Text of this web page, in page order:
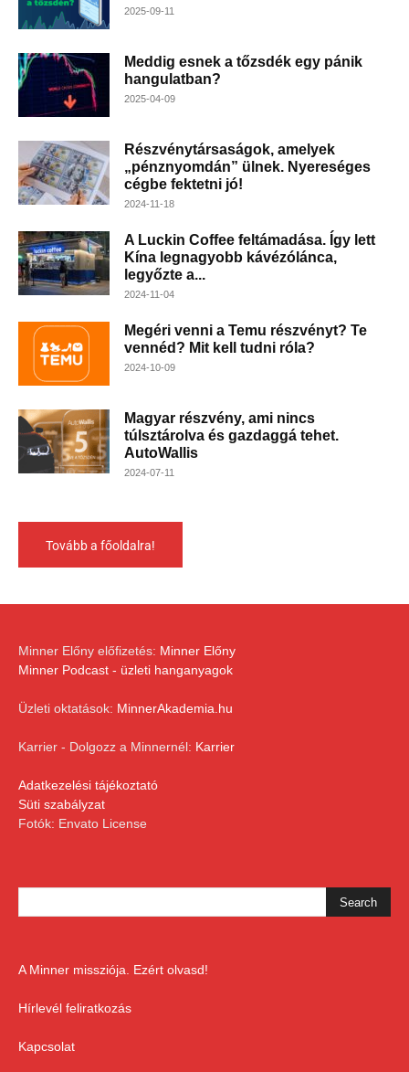
2025-09-11
Meddig esnek a tőzsdék egy pánik
hangulatban?
2025-04-09
Részvénytársaságok, amelyek
„pénznyomdán” ülnek. Nyereséges
cégbe fektetni jó!
2024-11-18
A Luckin Coffee feltámadása. Így lett
Kína legnagyobb kávézólánca,
legyőzte a...
2024-11-04
Megéri venni a Temu részvényt? Te
vennéd? Mit kell tudni róla?
2024-10-09
Magyar részvény, ami nincs
túlsztárolva és gazdaggá tehet.
AutoWallis
2024-07-11
Tovább a főoldalra!
Minner Előny előfizetés: Minner Előny
Minner Podcast - üzleti hanganyagok
Üzleti oktatások: MinnerAkademia.hu
Karrier - Dolgozz a Minnernél: Karrier
Adatkezelési tájékoztató
Süti szabályzat
Fotók: Envato License
A Minner missziója. Ezért olvasd!
Hírlevél feliratkozás
Kapcsolat